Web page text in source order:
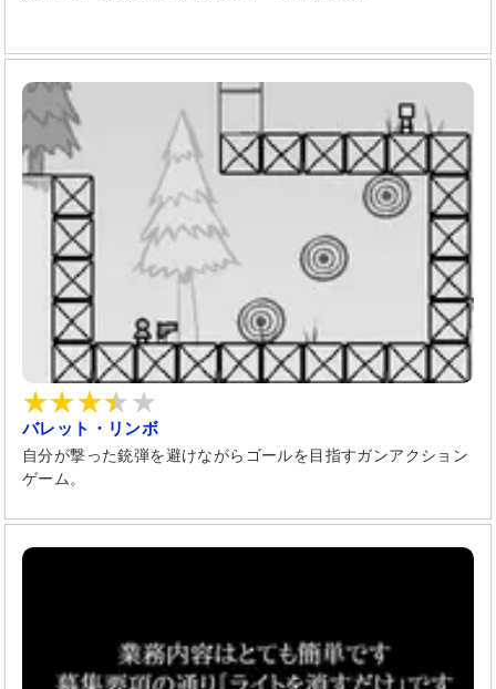
バレット・リンボ
自分が撃った銃弾を避けながらゴールを目指すガンアクション
ゲーム。